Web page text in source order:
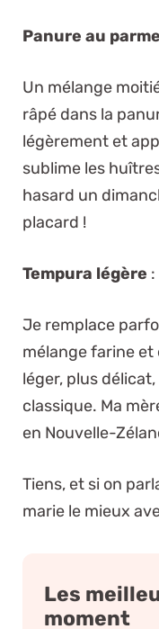
Panure au
Un mélange
râpé dans la
légèrement et
sublime les
hasard un
placard !
Tempura légère :
Je remplace
mélange farine
léger, plus
classique. Ma
en Nouvelle-
Tiens, et si on
marie le mieux
Les
moment